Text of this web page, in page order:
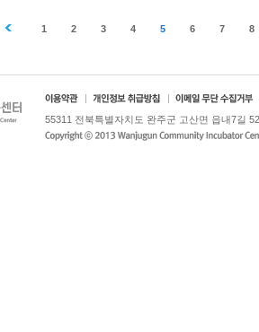
1 2 3 4 5 6 7 8
55311 전북특별자치도 완주군 고산면 읍내7길